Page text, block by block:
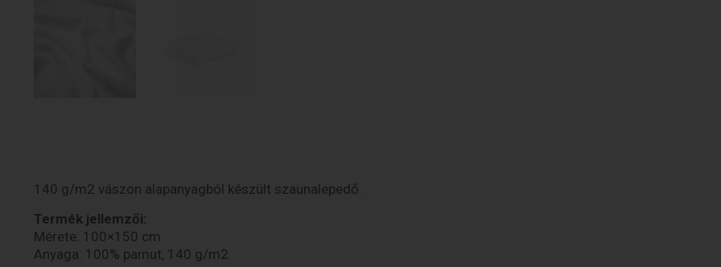
140 g/m2 vászon alapanyagból készült szaunalepedő.
Termék jellemzői:
Mérete: 100×150 cm
Anyaga: 100% pamut, 140 g/m2